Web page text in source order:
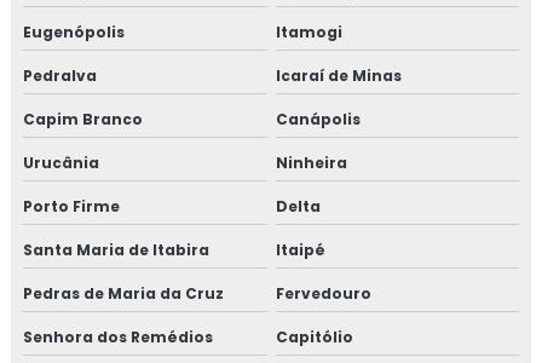
Eugenópolis Itamogi
Pedralva Icaraí de Minas
Capim Branco Canápolis
Urucânia Ninheira
Porto Firme Delta
Santa Maria de Itabira Itaipé
Pedras de Maria da Cruz Fervedouro
Senhora dos Remédios Capitólio